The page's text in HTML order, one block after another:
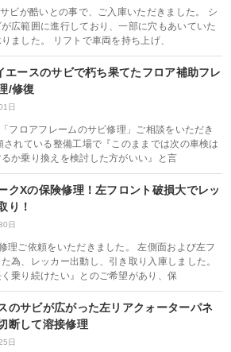
ビが酷いとの事で、ご入庫いただきました。 シ
広範囲に進行しており、一部に穴もあいていた
ました。 リフトで車両を持ち上げ、
エースのサビで朽ち果てたフロア補助フレ
/修復
日
フロアフレームのサビ修理」ご相談をいただき
されている整備工場で『このままでは次の車検は
か乗り換えを検討した方がいい』と言
クXの保険修理！左フロント破損大でレッ
り！
日
理ご依頼をいただきました。 左側面および左フ
為、レッカー出動し、引き取り入庫しました。
乗り続けたい』とのご希望があり、保
のサビが広がった左リアクォーターパネ
断して溶接修理
日